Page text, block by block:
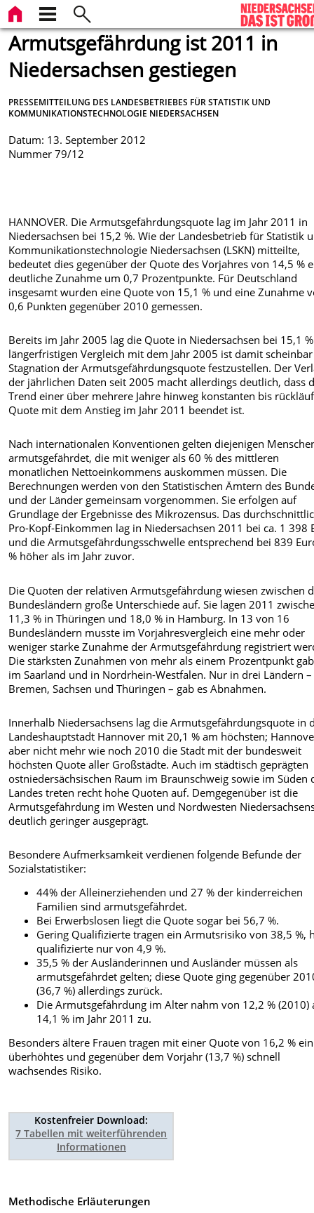
Armutsgefährdung ist 2011 in
Niedersachsen gestiegen
PRESSEMITTEILUNG DES LANDESBETRIEBES FÜR STATISTIK UND
KOMMUNIKATIONSTECHNOLOGIE NIEDERSACHSEN
Datum: 13. September 2012
Nummer 79/12
HANNOVER. Die Armutsgefährdungsquote lag im Jahr 2011 in
Niedersachsen bei 15,2 %. Wie der Landesbetrieb für Statistik
Kommunikationstechnologie Niedersachsen (LSKN) mitteilte,
bedeutet dies gegenüber der Quote des Vorjahres von 14,5 %
deutliche Zunahme um 0,7 Prozentpunkte. Für Deutschland
insgesamt wurden eine Quote von 15,1 % und eine Zunahme
0,6 Punkten gegenüber 2010 gemessen.
Bereits im Jahr 2005 lag die Quote in Niedersachsen bei 15,1
längerfristigen Vergleich mit dem Jahr 2005 ist damit
Stagnation der Armutsgefährdungsquote festzustellen. Der
der jährlichen Daten seit 2005 macht allerdings deutlich, dass
Trend einer über mehrere Jahre hinweg konstanten bis
Quote mit dem Anstieg im Jahr 2011 beendet ist.
Nach internationalen Konventionen gelten diejenigen
armutsgefährdet, die mit weniger als 60 % des mittleren
monatlichen Nettoeinkommens auskommen müssen. Die
Berechnungen werden von den Statistischen Ämtern des
und der Länder gemeinsam vorgenommen. Sie erfolgen auf
Grundlage der Ergebnisse des Mikrozensus. Das
Pro-Kopf-Einkommen lag in Niedersachsen 2011 bei ca. 1 398
und die Armutsgefährdungsschwelle entsprechend bei 839
% höher als im Jahr zuvor.
Die Quoten der relativen Armutsgefährdung wiesen zwischen
Bundesländern große Unterschiede auf. Sie lagen 2011
11,3 % in Thüringen und 18,0 % in Hamburg. In 13 von 16
Bundesländern musste im Vorjahresvergleich eine mehr oder
weniger starke Zunahme der Armutsgefährdung registriert
Die stärksten Zunahmen von mehr als einem Prozentpunkt
im Saarland und in Nordrhein-Westfalen. Nur in drei Ländern –
Bremen, Sachsen und Thüringen – gab es Abnahmen.
Innerhalb Niedersachsens lag die Armutsgefährdungsquote in
Landeshauptstadt Hannover mit 20,1 % am höchsten;
aber nicht mehr wie noch 2010 die Stadt mit der bundesweit
höchsten Quote aller Großstädte. Auch im städtisch geprägten
ostniedersächsischen Raum im Braunschweig sowie im Süden
Landes treten recht hohe Quoten auf. Demgegenüber ist die
Armutsgefährdung im Westen und Nordwesten
deutlich geringer ausgeprägt.
Besondere Aufmerksamkeit verdienen folgende Befunde der
Sozialstatistiker:
44% der Alleinerziehenden und 27 % der kinderreichen
Familien sind armutsgefährdet.
Bei Erwerbslosen liegt die Quote sogar bei 56,7 %.
Gering Qualifizierte tragen ein Armutsrisiko von 38,5 %,
qualifizierte nur von 4,9 %.
35,5 % der Ausländerinnen und Ausländer müssen als
armutsgefährdet gelten; diese Quote ging gegenüber
(36,7 %) allerdings zurück.
Die Armutsgefährdung im Alter nahm von 12,2 % (2010)
14,1 % im Jahr 2011 zu.
Besonders ältere Frauen tragen mit einer Quote von 16,2 % ein
überhöhtes und gegenüber dem Vorjahr (13,7 %) schnell
wachsendes Risiko.
Kostenfreier Download:
7 Tabellen mit weiterführenden
Informationen
Methodische Erläuterungen